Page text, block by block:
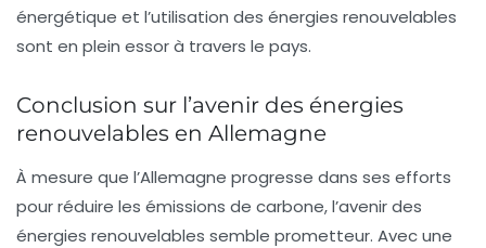
énergétique et l’utilisation des énergies renouvelables
sont en plein essor à travers le pays.
Conclusion sur l’avenir des énergies
renouvelables en Allemagne
À mesure que l’Allemagne progresse dans ses efforts
pour réduire les émissions de carbone, l’avenir des
énergies renouvelables semble prometteur. Avec une